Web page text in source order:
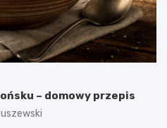
– domowy przepis